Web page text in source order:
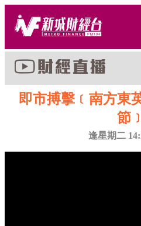
即市搏擊﹝南方東
節﹞
逢星期二